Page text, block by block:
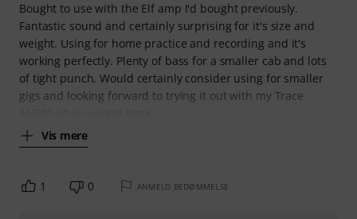
Bought to use with the Elf amp I'd bought previously.
Fantastic sound and certainly surprising for it's size and
weight. Using for home practice and recording and it's
working perfectly. Plenty of bass for a smaller cab and lots
of tight punch. Would certainly consider using for smaller
gigs and looking forward to trying it out with my Trace
Vis mere
1 0 ANMELD BEDØMMELSE